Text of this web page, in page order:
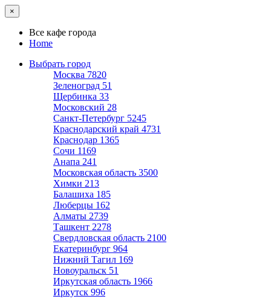
×
Все кафе города
Home
Выбрать город
Москва 7820
Зеленоград 51
Щербинка 33
Московский 28
Санкт-Петербург 5245
Краснодарский край 4731
Краснодар 1365
Сочи 1169
Анапа 241
Московская область 3500
Химки 213
Балашиха 185
Люберцы 162
Алматы 2739
Ташкент 2278
Свердловская область 2100
Екатеринбург 964
Нижний Тагил 169
Новоуральск 51
Иркутская область 1966
Иркутск 996